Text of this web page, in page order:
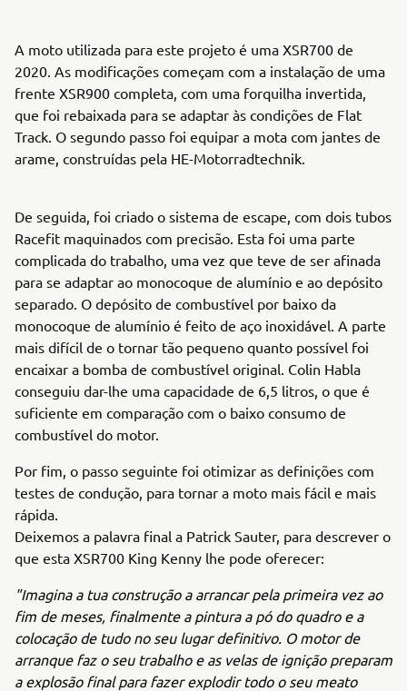
A moto utilizada para este projeto é uma XSR700 de
2020. As modificações começam com a instalação de uma
frente XSR900 completa, com uma forquilha invertida,
que foi rebaixada para se adaptar às condições de Flat
Track. O segundo passo foi equipar a mota com jantes de
arame, construídas pela HE-Motorradtechnik.
De seguida, foi criado o sistema de escape, com dois tubos
Racefit maquinados com precisão. Esta foi uma parte
complicada do trabalho, uma vez que teve de ser afinada
para se adaptar ao monocoque de alumínio e ao depósito
separado. O depósito de combustível por baixo da
monocoque de alumínio é feito de aço inoxidável. A parte
mais difícil de o tornar tão pequeno quanto possível foi
encaixar a bomba de combustível original. Colin Habla
conseguiu dar-lhe uma capacidade de 6,5 litros, o que é
suficiente em comparação com o baixo consumo de
combustível do motor.
Por fim, o passo seguinte foi otimizar as definições com
testes de condução, para tornar a moto mais fácil e mais
rápida.
Deixemos a palavra final a Patrick Sauter, para descrever o
que esta XSR700 King Kenny lhe pode oferecer:
"Imagina a tua construção a arrancar pela primeira vez ao
fim de meses, finalmente a pintura a pó do quadro e a
colocação de tudo no seu lugar definitivo. O motor de
arranque faz o seu trabalho e as velas de ignição preparam
a explosão final para fazer explodir todo o seu meato